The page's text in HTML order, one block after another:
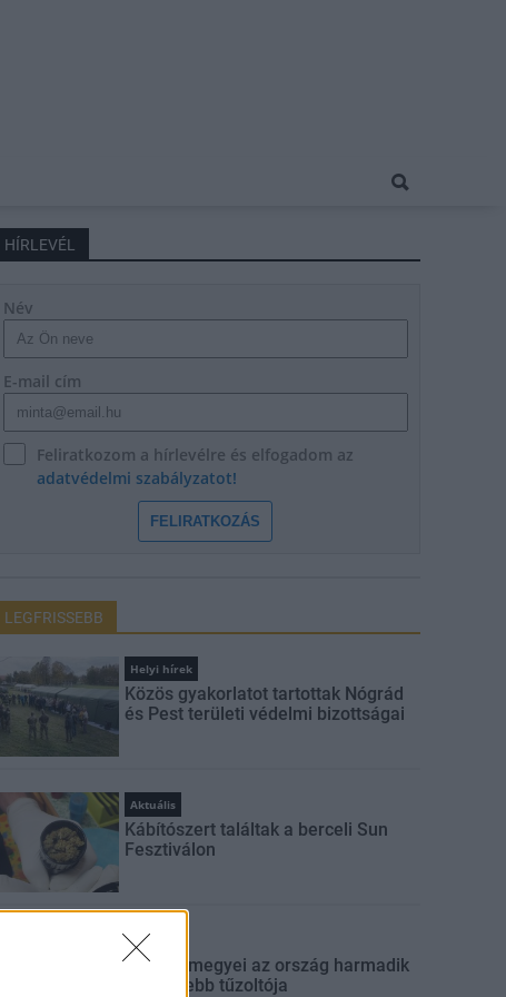
HÍRLEVÉL
Név
E-mail cím
Feliratkozom a hírlevélre és elfogadom az
adatvédelmi szabályzatot!
FELIRATKOZÁS
LEGFRISSEBB
Helyi hírek
Közös gyakorlatot tartottak Nógrád
és Pest területi védelmi bizottságai
Aktuális
Kábítószert találtak a berceli Sun
Fesztiválon
Kitekintő
Nógrád megyei az ország harmadik
legerősebb tűzoltója